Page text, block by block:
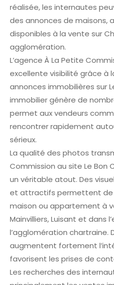
réalisée, les internautes
des annonces de maisons,
disponibles à la vente sur
agglomération.
L’agence À La Petite
excellente visibilité grâce à
annonces immobilières sur
immobilier génère de
permet aux vendeurs
rencontrer rapidement
sérieux.
La qualité des photos
Commission au site Le
un véritable atout. Des
et attractifs permettent de
maison ou appartement à
Mainvilliers, Luisant et dans
l’agglomération chartraine.
augmentent fortement
favorisent les prises de
Les recherches des